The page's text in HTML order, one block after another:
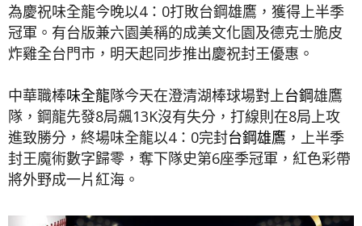
為慶祝味全龍今晚以4：0打敗台鋼雄鷹，獲得上半季
冠軍。有台版兼六園美稱的成美文化園及德克士脆皮
炸雞全台門市，明天起同步推出慶祝封王優惠。
中華職棒味全龍隊今天在澄清湖棒球場對上台鋼雄鷹
隊，鋼龍先發8局飆13K沒有失分，打線則在8局上攻
進致勝分，終場味全龍以4：0完封台鋼雄鷹 ，上半季
封王魔術數字歸零，奪下隊史第6座季冠軍，紅色彩帶
將外野成一片紅海。